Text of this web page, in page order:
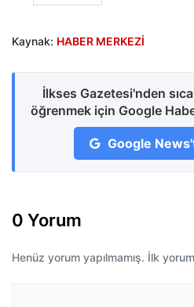
Kaynak: HABER MERKEZİ
İlkses Gazetesi'nden
öğrenmek için Google
Google
0 Yorum
Henüz yorum yapılmamış. İlk